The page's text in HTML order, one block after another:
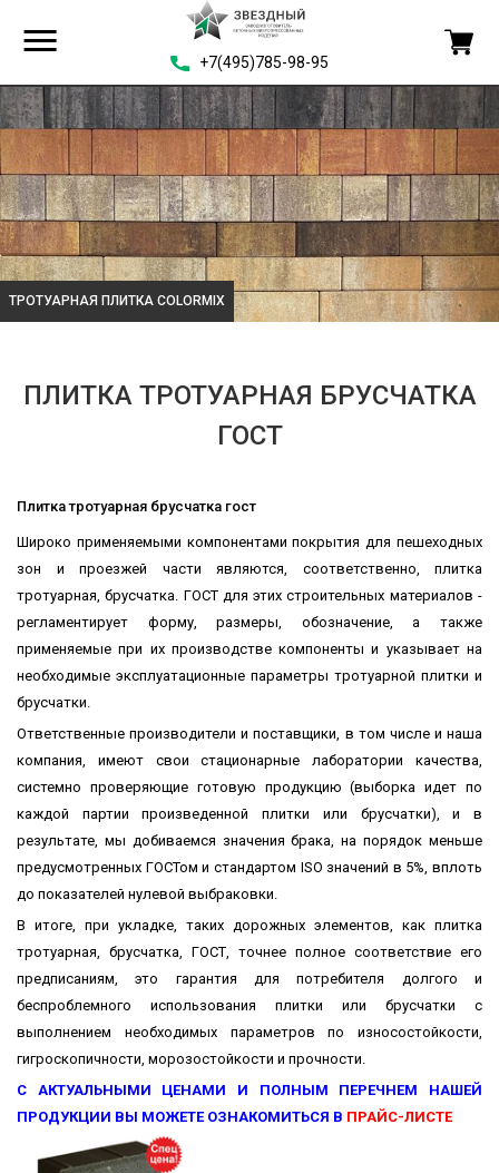
+7(495)785-98-95
ТРОТУАРНАЯ ПЛИТКА COLORMIX
ПЛИТКА ТРОТУАРНАЯ БРУСЧАТКА
ГОСТ
Плитка тротуарная брусчатка гост
Широко применяемыми компонентами покрытия для пешеходных
зон и проезжей части являются, соответственно, плитка
тротуарная, брусчатка. ГОСТ для этих строительных материалов -
регламентирует форму, размеры, обозначение, а также
применяемые при их производстве компоненты и указывает на
необходимые эксплуатационные параметры тротуарной плитки и
брусчатки.
Ответственные производители и поставщики, в том числе и наша
компания, имеют свои стационарные лаборатории качества,
системно проверяющие готовую продукцию (выборка идет по
каждой партии произведенной плитки или брусчатки), и в
результате, мы добиваемся значения брака, на порядок меньше
предусмотренных ГОСТом и стандартом ISO значений в 5%, вплоть
до показателей нулевой выбраковки.
В итоге, при укладке, таких дорожных элементов, как плитка
тротуарная, брусчатка, ГОСТ, точнее полное соответствие его
предписаниям, это гарантия для потребителя долгого и
беспроблемного использования плитки или брусчатки с
выполнением необходимых параметров по износостойкости,
гигроскопичности, морозостойкости и прочности.
С АКТУАЛЬНЫМИ ЦЕНАМИ И ПОЛНЫМ ПЕРЕЧНЕМ НАШЕЙ
ПРОДУКЦИИ ВЫ МОЖЕТЕ ОЗНАКОМИТЬСЯ В ПРАЙС-ЛИСТЕ